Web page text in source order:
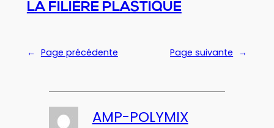
LA FILIÈRE PLASTIQUE
← Page précédente Page suivante →
AMP-POLYMIX